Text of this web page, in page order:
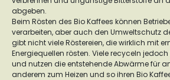
abgeben.
Beim Rösten des Bio Kaffees können
verarbeiten, aber auch den Umweltschutz
gibt nicht viele Röstereien, die wirklich mit
Energiequellen rösten. Viele recyceln
und nutzen die entstehende Abwärme für
anderem zum Heizen und so ihren Bio